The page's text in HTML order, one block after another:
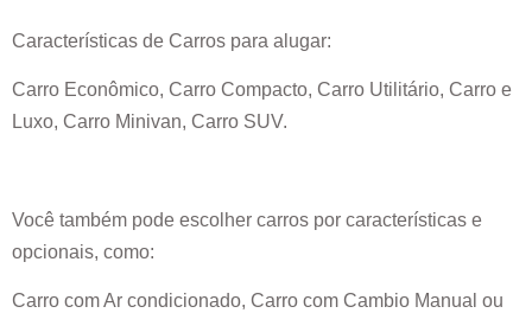
Características de Carros para alugar:
Carro Econômico, Carro Compacto, Carro Utilitário, Carro e
Luxo, Carro Minivan, Carro SUV.
Você também pode escolher carros por características e
opcionais, como:
Carro com Ar condicionado, Carro com Cambio Manual ou